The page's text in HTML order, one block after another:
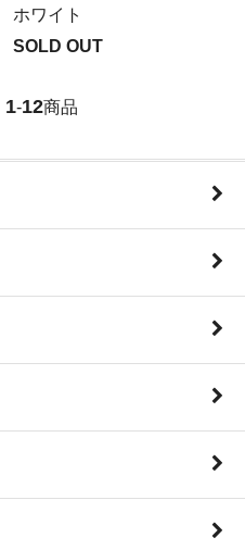
ホワイト
SOLD OUT
1-12商品